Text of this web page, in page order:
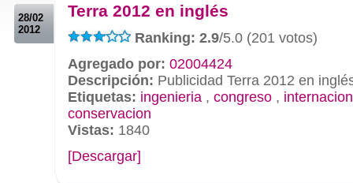
28/02
2012
Terra 2012 en inglés
Ranking: 2.9/5.0 (201 votos)
Agregado por: 02004424
Descripción: Publicidad Terra 2012 en
Etiquetas: ingenieria , congreso ,
conservacion
Vistas: 1840
[Descargar]